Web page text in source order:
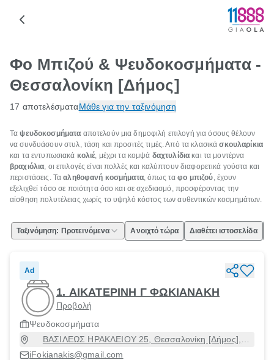
Φο Μπιζού & Ψευδοκοσμήματα -
Θεσσαλονίκη [Δήμος]
17 αποτελέσματαΜάθε για την ταξινόμηση
Ταψευδοκοσμήματα αποτελούν μια δημοφιλή επιλογή για όσους θέλουν
να συνδυάσουν στυλ, τάση και προσιτές τιμές. Από τα κλασικάσκουλαρίκια
και τα εντυπωσιακά κολιέ, μέχρι τα κομψά δαχτυλίδια και τα μοντέρνα
βραχιόλια, οι επιλογές είναι πολλές και καλύπτουν διαφορετικά γούστα και
περιστάσεις. Τααληθοφανή κοσμήματα, όπως ταφο μπιζού, έχουν
εξελιχθεί τόσο σε ποιότητα όσο και σε σχεδιασμό, προσφέροντας την
αίσθηση πολυτέλειας χωρίς το υψηλό κόστος των αυθεντικών κοσμημάτων.
Ταξινόμηση: Προτεινόμενα Ανοιχτό τώρα Διαθέτει ιστοσελίδα
Ad
1. ΑΙΚΑΤΕΡΙΝΗ Γ ΦΩΚΙΑΝΑΚΗ
Προβολή
Ψευδοκοσμήματα
ΒΑΣΙΛΕΩΣ ΗΡΑΚΛΕΙΟΥ 25, Θεσσαλονίκη [Δήμος],
Θεσσαλονίκη, 54624
iFokianakis@gmail.com